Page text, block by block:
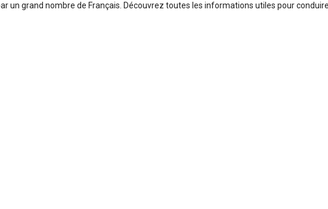
un grand nombre de Français. Découvrez toutes les informations utiles pour